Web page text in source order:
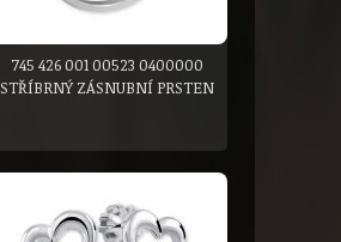
745 426 001 00523 0400000
STŘÍBRNÝ ZÁSNUBNÍ PRSTEN